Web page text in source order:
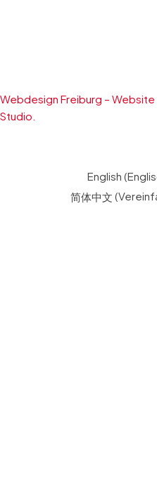
Webdesign Freiburg –
Studio.
English (
简体中文 (